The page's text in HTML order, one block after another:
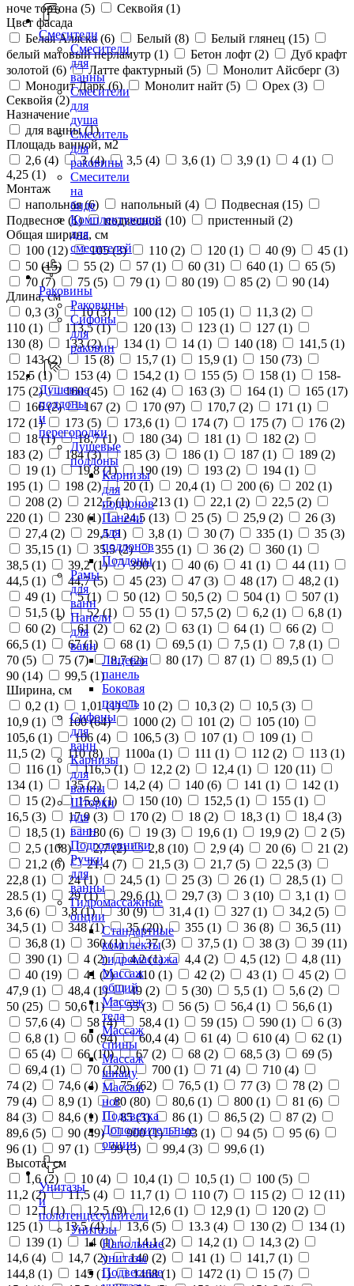
Смесители
Смесители
для
ванны
Смесители
для
душа
Смеситель
для
раковины
Смесители
на
биде
Комплектующие
для
смесителей
Раковины
Раковины
Сифоны
для
раковин
Душевые
поддоны
и
перегородки
Душевые
поддоны
Карнизы
для
поддонов
Панели
для
поддонов
Поддоны
Рамы
для
ванн
Панели
для
ванн
Лицевая
панель
Боковая
панель
Сифоны
для
ванн
Карнизы
для
ванны
Шторки
для
ванн
Подголовники
Ручки
для
ванны
Гидромассажные
опции
Стандартные
комплекты
гидромассажа
Массаж
общий
Массаж
тела
Массаж
спины
Массаж
шиацу
Массаж
ног
Подсветка
Дополнительные
опции
Унитазы
и
полотенцесушители
Унитазы
Напольные
унитазы
Подвесные
ноче тортона (5) Секвойя (1)
Цвет фасада
Белая Аляска (6) Белый (8) Белый глянец (15)
белый матовый перламутр (1) Бетон лофт (2)
Дуб крафт
золотой (6) Латте фактурный (5) Монолит Айсберг (3)
Монолит Дарк (6) Монолит найт (5) Орех (3)
Секвойя (2)
Назначение
для ванны (1)
Площадь ванной, м2
2,6 (4) 3 (4) 3,5 (4) 3,6 (1) 3,9 (1) 4 (1)
4,25 (1)
Монтаж
напольная (6) напольный (4) Подвесная (15)
Подвесное (1) подвесной (10) пристенный (2)
Общая ширина, см
100 (12) 105 (3) 110 (2) 120 (1) 40 (9) 45 (1)
50 (15) 55 (2) 57 (1) 60 (31) 640 (1) 65 (5)
70 (7) 75 (5) 79 (1) 80 (19) 85 (2) 90 (14)
Длина, см
0,3 (3) 10 (3) 100 (12) 105 (1) 11,3 (2)
110 (1) 113,5 (1) 120 (13) 123 (1) 127 (1)
130 (8) 133 (2) 134 (1) 14 (1) 140 (18) 141,5 (1)
143 (2) 15 (8) 15,7 (1) 15,9 (1) 150 (73)
152,5 (1) 153 (4) 154,2 (1) 155 (5) 158 (1)
158-
175 (2) 160 (45) 162 (4) 163 (3) 164 (1) 165 (17)
166 (2) 167 (2) 170 (97) 170,7 (2) 171 (1)
172 (1) 173 (5) 173,6 (1) 174 (7) 175 (7) 176 (2)
18 (1) 18,7 (1) 180 (34) 181 (1) 182 (2)
183 (2) 184 (3) 185 (3) 186 (1) 187 (1) 189 (2)
19 (1) 19,8 (1) 190 (19) 193 (2) 194 (1)
195 (1) 198 (2) 20 (1) 20,4 (1) 200 (6) 202 (1)
208 (2) 212,5 (1) 213 (1) 22,1 (2) 22,5 (2)
220 (1) 230 (1) 24,5 (13) 25 (5) 25,9 (2) 26 (3)
27,4 (2) 29,5 (1) 3,8 (1) 30 (7) 335 (1) 35 (3)
35,15 (1) 35,5 (2) 355 (1) 36 (2) 360 (1)
38,5 (1) 39,2 (1) 390 (1) 40 (6) 41 (1) 44 (11)
44,5 (1) 44,7 (5) 45 (23) 47 (3) 48 (17) 48,2 (1)
49 (1) 5 (1) 50 (12) 50,5 (2) 504 (1) 507 (1)
51,5 (1) 52 (1) 55 (1) 57,5 (2) 6,2 (1) 6,8 (1)
60 (2) 61 (2) 62 (2) 63 (1) 64 (1) 66 (2)
66,5 (1) 67 (1) 68 (1) 69,5 (1) 7,5 (1) 7,8 (1)
70 (5) 75 (7) 8,7 (2) 80 (17) 87 (1) 89,5 (1)
90 (14) 99,5 (1)
Ширина, см
0,2 (1) 1,01 (1) 10 (2) 10,3 (2) 10,5 (3)
10,9 (1) 100 (64) 1000 (2) 101 (2) 105 (10)
105,6 (1) 106 (4) 106,5 (3) 107 (1) 109 (1)
11,5 (2) 110 (8) 1100а (1) 111 (1) 112 (2) 113 (1)
116 (1) 116,5 (1) 12,2 (2) 12,4 (1) 120 (11)
134 (1) 135 (2) 14,2 (4) 140 (6) 141 (1) 142 (1)
15 (2) 15,9 (1) 150 (10) 152,5 (1) 155 (1)
16,5 (3) 17,9 (3) 170 (2) 18 (2) 18,3 (1) 18,4 (3)
18,5 (1) 180 (6) 19 (3) 19,6 (1) 19,9 (2) 2 (5)
2,5 (108) 2,7 (2) 2,8 (10) 2,9 (4) 20 (6) 21 (2)
21,2 (6) 21,4 (7) 21,5 (3) 21,7 (5) 22,5 (3)
22,8 (1) 24 (1) 24,5 (1) 25 (3) 26 (1) 28,5 (1)
28.5 (1) 29 (1) 29,6 (1) 29,7 (3) 3 (10) 3,1 (1)
3,6 (6) 3,8 (1) 30 (9) 31,4 (1) 327 (1) 34,2 (5)
34,5 (1) 348 (1) 35 (20) 355 (1) 36 (8) 36,5 (11)
36,8 (1) 360 (1) 37 (3) 37,5 (1) 38 (3) 39 (11)
390 (1) 4 (2) 4,2 (1) 4,4 (2) 4,5 (12) 4,8 (11)
40 (19) 41 (2) 410 (1) 42 (2) 43 (1) 45 (2)
47,9 (1) 48,4 (1) 49 (2) 5 (30) 5,5 (1) 5,6 (2)
50 (25) 50,6 (1) 55 (3) 56 (5) 56,4 (1) 56,6 (1)
57,6 (4) 58 (4) 58,4 (1) 59 (15) 590 (1) 6 (3)
6,8 (1) 60 (94) 60,4 (4) 61 (4) 610 (4) 62 (1)
65 (4) 66 (10) 67 (2) 68 (2) 68,5 (3) 69 (5)
69,4 (1) 70 (120) 700 (1) 71 (4) 710 (4)
74 (2) 74,6 (4) 75 (62) 76,5 (1) 77 (3) 78 (2)
79 (4) 8,9 (1) 80 (80) 80,6 (1) 800 (1) 81 (6)
84 (3) 84,6 (1) 85 (3) 86 (1) 86,5 (2) 87 (2)
89,6 (5) 90 (49) 900 (1) 93 (1) 94 (5) 95 (6)
96 (1) 97 (1) 99 (3) 99,4 (3) 99,6 (1)
Высота, см
1,6 (2) 10 (4) 10,4 (1) 10,5 (1) 100 (5)
11,2 (2) 11,5 (4) 11,7 (1) 110 (7) 115 (2) 12 (11)
12,1 (1) 12,5 (9) 12,6 (1) 12,9 (1) 120 (2)
125 (1) 13,5 (4) 13,6 (5) 13.3 (4) 130 (2) 134 (1)
139 (1) 14 (1) 14,1 (2) 14,2 (1) 14,3 (2)
14,6 (4) 14,7 (2) 140 (2) 141 (1) 141,7 (1)
144,8 (1) 145 (1) 1468 (1) 1472 (1) 15 (7)